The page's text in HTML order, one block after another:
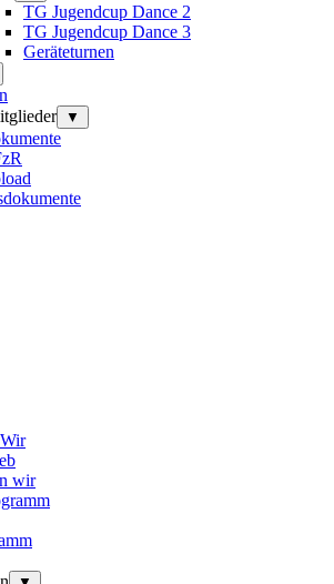
TG Jugendcup Dance 2
TG Jugendcup Dance 3
Geräteturnen
▼
wir